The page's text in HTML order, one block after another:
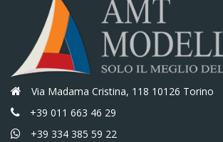
Via Madama Cristina, 118 10126 Torino
+39 011 663 46 29
+39 334 385 59 22